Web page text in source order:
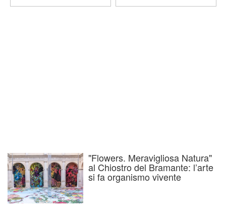
"Flowers. Meravigliosa Natura"
al Chiostro del Bramante: l’arte
si fa organismo vivente